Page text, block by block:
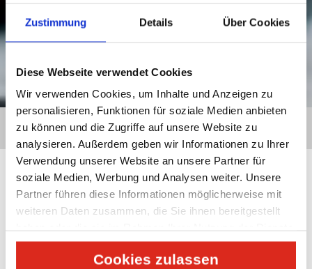
Zustimmung Details Über Cookies
Diese Webseite verwendet Cookies
Wir verwenden Cookies, um Inhalte und Anzeigen zu
personalisieren, Funktionen für soziale Medien anbieten
zu können und die Zugriffe auf unsere Website zu
analysieren. Außerdem geben wir Informationen zu Ihrer
Verwendung unserer Website an unsere Partner für
soziale Medien, Werbung und Analysen weiter. Unsere
Partner führen diese Informationen möglicherweise mit
weiteren Daten zusammen, die Sie ihnen bereitgestellt
gesammelt haben.
Cookies zulassen
HOME
EMIRATE: TOURISTENVISA FÜR FÜNF JAHRE GENEHMIGT
GLOBAL MOBILITY
FÜNF JAHRE GENEHMIGT